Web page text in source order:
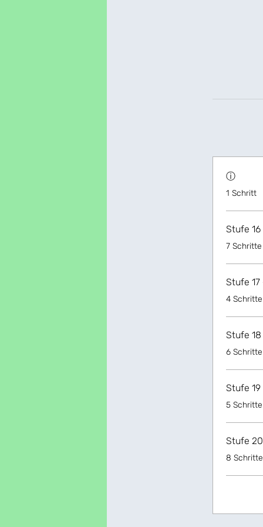
ⓘ
.1 Schritt
Stufe 16
.7 Schritte
Stufe 17
.
4 Schritte
Stufe 18
.
6 Schritte
Stufe 19
.
5 Schritte
Stufe
.
8 Schritte